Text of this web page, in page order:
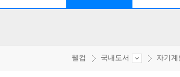
웰컴 국내도서 자기계